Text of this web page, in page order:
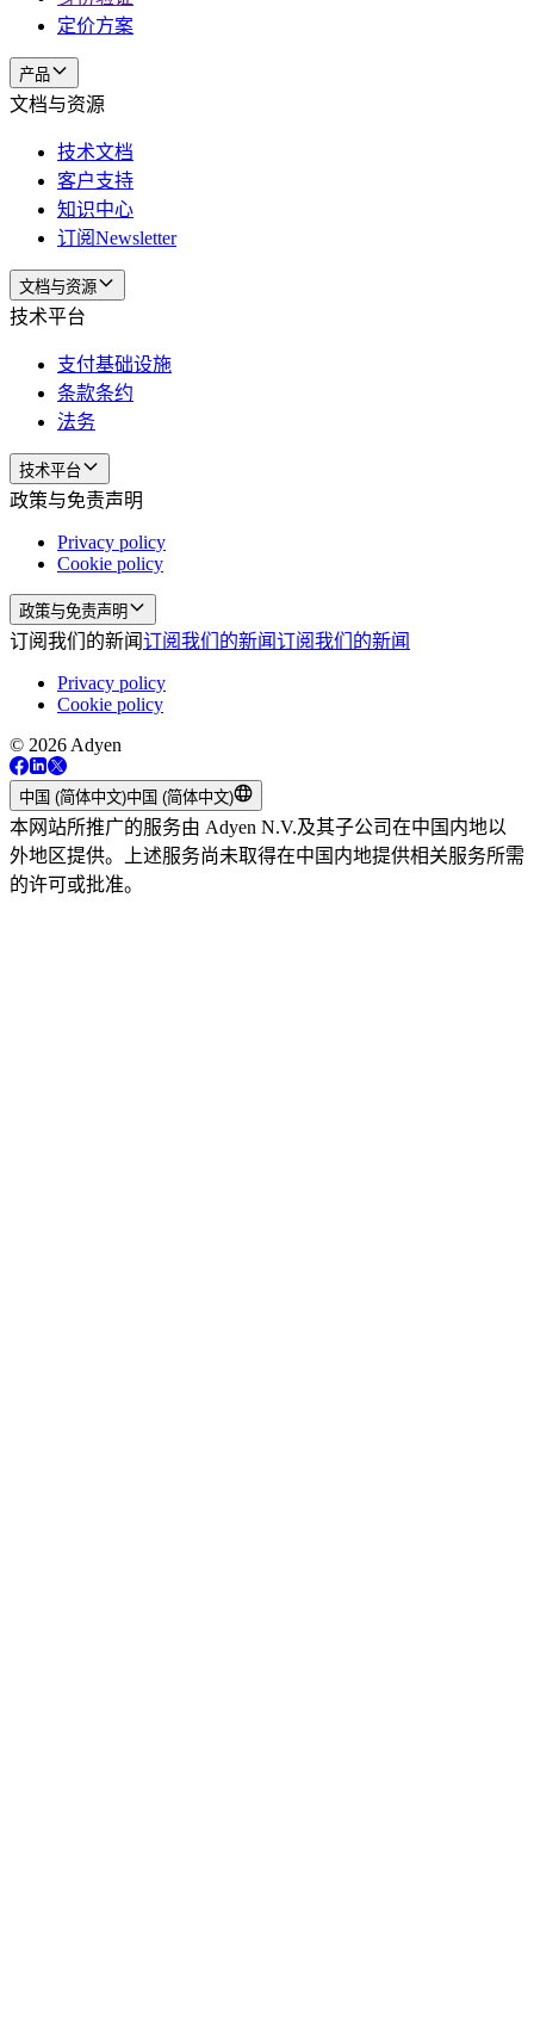
定价方案
产品
文档与资源
技术文档
客户支持
知识中心
订阅Newsletter
文档与资源
技术平台
支付基础设施
条款条约
法务
技术平台
政策与免责声明
Privacy policy
Cookie policy
政策与免责声明
订阅我们的新闻订阅我们的新闻订阅我们的新闻
Privacy policy
Cookie policy
© 2026 Adyen
中国 (简体中文)中国 (简体中文)
本网站所推广的服务由 Adyen N.V.及其子公司在中国内地以
外地区提供。上述服务尚未取得在中国内地提供相关服务所需
的许可或批准。